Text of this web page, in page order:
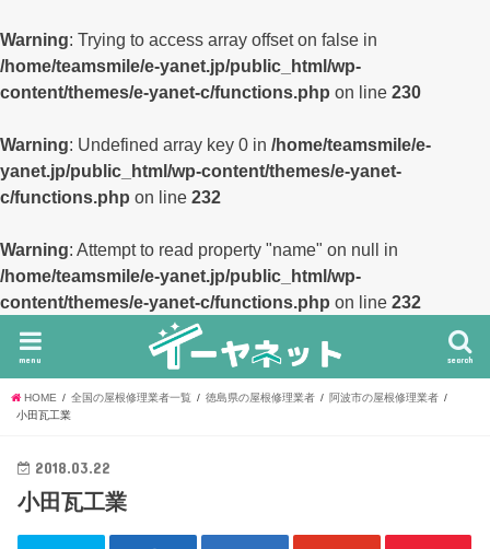
Warning: Trying to access array offset on false in
/home/teamsmile/e-yanet.jp/public_html/wp-
content/themes/e-yanet-c/functions.php on line 230
Warning: Undefined array key 0 in /home/teamsmile/e-
yanet.jp/public_html/wp-content/themes/e-yanet-
c/functions.php on line 232
Warning: Attempt to read property "name" on null in
/home/teamsmile/e-yanet.jp/public_html/wp-
content/themes/e-yanet-c/functions.php on line 232
search
menu
HOME 全国の屋根修理業者一覧 徳島県の屋根修理業者
阿波市の屋根修理業者
小田瓦工業
2018.03.22
小田瓦工業